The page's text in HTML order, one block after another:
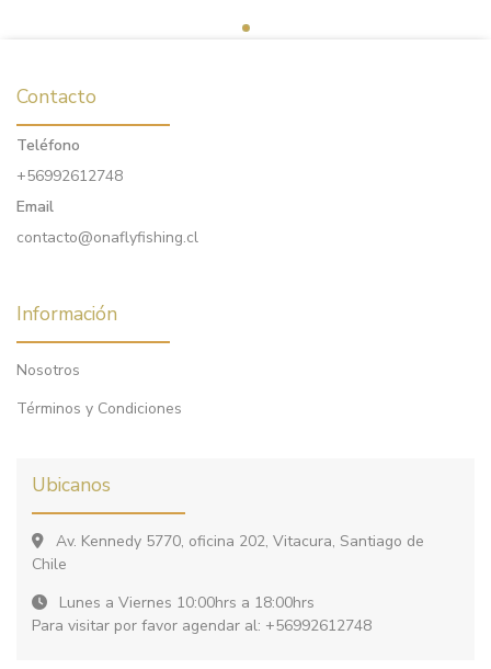
Contacto
Teléfono
+56992612748
Email
contacto@onaflyfishing.cl
Información
Nosotros
Términos y Condiciones
Ubicanos
Av. Kennedy 5770, oficina 202, Vitacura, Santiago de
Chile
Lunes a Viernes 10:00hrs a 18:00hrs
Para visitar por favor agendar al: +56992612748